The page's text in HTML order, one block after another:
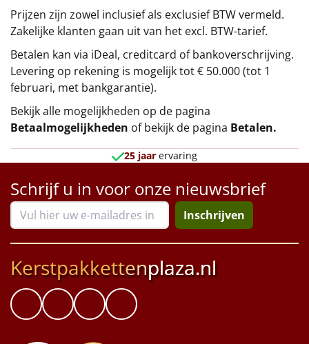
Prijzen zijn zowel inclusief als exclusief BTW vermeld.
Zakelijke klanten gaan uit van het excl. BTW-tarief.
Betalen kan via iDeal, creditcard of bankoverschrijving.
Levering op rekening is mogelijk tot € 50.000 (tot 1
februari, met bankgarantie).
Bekijk alle mogelijkheden op de pagina
Betaalmogelijkheden of bekijk de pagina Betalen.
25 jaar ervaring
Schrijf u in voor onze nieuwsbrief
Inschrijven
Kerstpakkettenplaza.nl